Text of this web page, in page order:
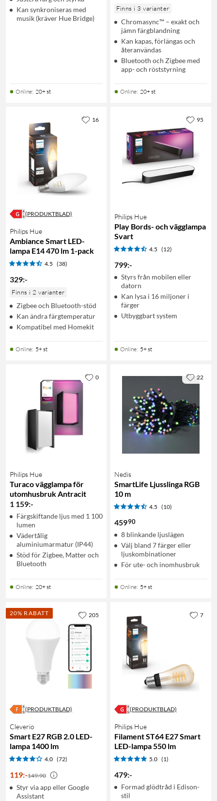
Kan synkroniseras med
musik (kräver Hue Bridge)
Online: 20+ st
Finns i 3 varianter
Chromasync™ – exakt och
jämn färgblandning
Kan kapas, förlängas och
återanvändas
Bluetooth och Zigbee med
app- och röststyrning
Online: 20+ st
(PRODUKTBLAD)
Philips Hue
Ambiance Smart LED-
lampa E14 470 lm 1-pack
4.5 (38)
329:-
Finns i 2 varianter
Zigbee och Bluetooth-stöd
Kan ändra färgtemperatur
Kompatibel med Homekit
Online: 5+ st
16
Philips Hue
Play Bords- och vägglampa
Svart
4.5 (12)
799:-
Styrs från mobilen eller
datorn
Kan lysa i 16 miljoner i
färger
Utbyggbart system
Online: 5+ st
95
Philips Hue
Turaco vägglampa för
utomhusbruk Antracit
1 159:-
Färgskiftande ljus med 1 100
lumen
Vädertålig
aluminiumarmatur (IP44)
Stöd för Zigbee, Matter och
Bluetooth
Online: 20+ st
0
Nedis
SmartLife Ljusslinga RGB
10 m
4.5 (10)
45990
8 blinkande ljuslägen
Välj bland 7 färger eller
ljuskombinationer
För ute- och inomhusbruk
Online: 5+ st
22
20% RABATT
(PRODUKTBLAD)
Cleverio
Smart E27 RGB 2.0 LED-
lampa 1400 lm
4.0 (72)
119:-149:90
Styr via app eller Google
Assistant
205
(PRODUKTBLAD)
Philips Hue
Filament ST64 E27 Smart
LED-lampa 550 lm
5.0 (1)
479:-
Formad glödtråd i Edison-
stil
7